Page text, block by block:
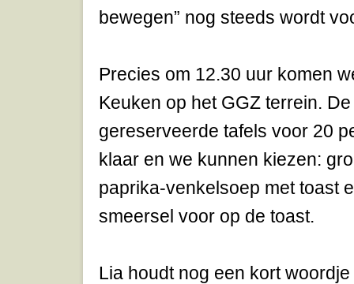
bewegen” nog steeds wordt
Precies om 12.30 uur komen
Keuken op het GGZ terrein.
gereserveerde tafels voor 20
klaar en we kunnen kiezen:
paprika-venkelsoep met toast
smeersel voor op de toast.
Lia houdt nog een kort